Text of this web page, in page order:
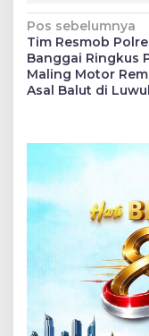
Navigasi
pos
Pos sebelumnya
Tim Resmob
Banggai Ringkus
Maling Motor
Asal Balut di